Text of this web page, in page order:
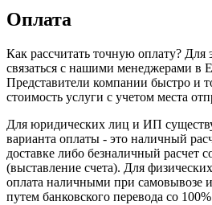
Оплата
Как рассчитать точную оплату? Для
связаться с нашими менеджерами в
Представители компании быстро и
стоимость услуги с учетом места
Для юридических лиц и ИП
варианта оплаты - это наличный
доставке либо безналичный расчет
(выставление счета). Для
оплата наличными при самовывозе
путем банковского перевода со